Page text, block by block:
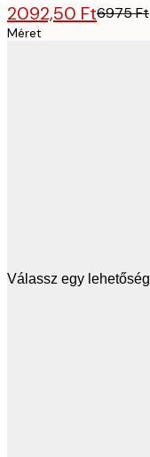
2092,50 Ft6975 Ft
Méret
Válassz egy